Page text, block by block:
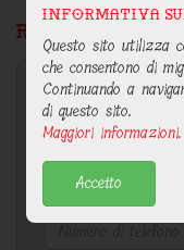
Informativa
Questo sito utilizza
che consentono di
Continuando a
di questo sito.
Maggiori informazioni.
Accetto
RICHIEDI